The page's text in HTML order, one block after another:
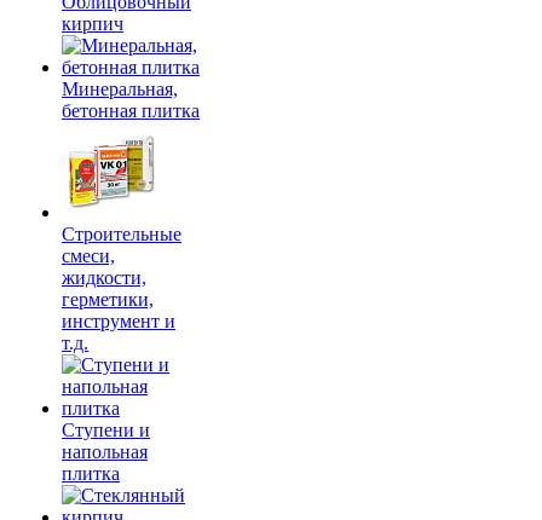
кирпич
Минеральная,
бетонная плитка
Строительные
смеси,
жидкости,
герметики,
инструмент и
т.д.
Ступени и
напольная
плитка